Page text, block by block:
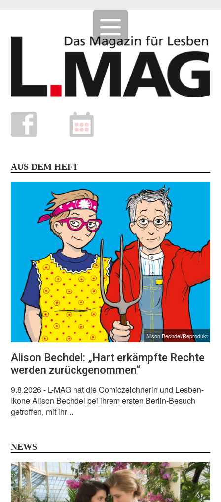
AUS DEM HEFT
Alison Bechdel/Reprodukt
Alison Bechdel: „Hart erkämpfte Rechte
werden zurückgenommen“
9.8.2026- L-MAG hat die Comiczeichnerin und Lesben-
Ikone Alison Bechdel bei ihrem ersten Berlin-Besuch
getroffen, mit ihr ...
NEWS